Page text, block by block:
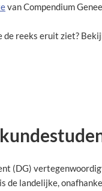
van Compendium
de reeks eruit ziet?
(DG)
de landelijke,